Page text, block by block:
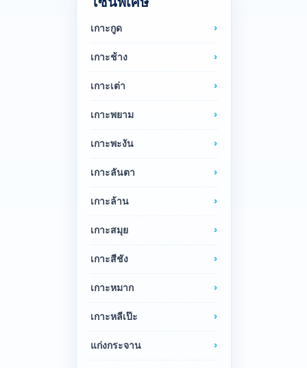
เกาะกูด
เกาะช้าง
เกาะเต่า
เกาะพยาม
เกาะพะงัน
เกาะลันตา
เกาะล้าน
เกาะสมุย
เกาะสีชัง
เกาะหมาก
เกาะหลีเป๊ะ
แก่งกระจาน